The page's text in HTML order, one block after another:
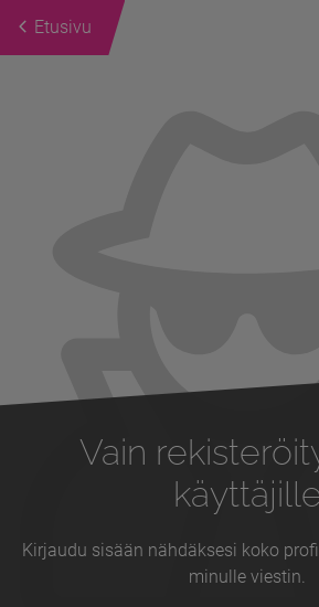
Etusivu
Vain
Kirjaudu sisään nähdäksesi koko
minulle viestin.